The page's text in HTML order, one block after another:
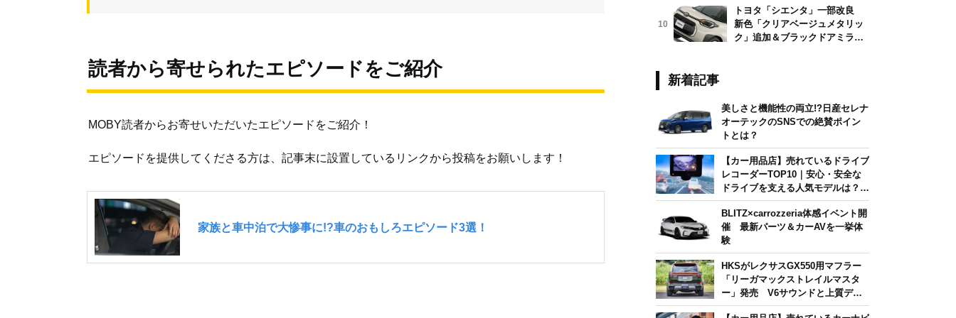
読者から寄せられたエピソードをご紹介
MOBY読者からお寄せいただいたエピソードをご紹介！
エピソードを提供してくださる方は、記事末に設置しているリンクから投稿をお願いします！
10
トヨタ「シエンタ」一部改良
新色「クリアベージュメタリッ
ク」追加＆ブラックドアミラー
新着記事
美しさと機能性の両立!?日産セレナ
オーテックのSNSでの絶賛ポイン
トとは？
【カー用品店】売れているドライブ
レコーダーTOP10｜安心・安全な
ドライブを支える人気モデルは？
【2026年6月版】
BLITZ×carrozzeria体感イベント開
催 最新パーツ＆カーAVを一挙体
験
HKSがレクサスGX550用マフラー
「リーガマックストレイルマスタ
ー」発売 V6サウンドと上質デザ
インを両立